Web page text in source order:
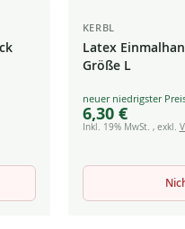
KERBL
Latex
Größe L
Special
Price
6,30 €
Inkl. 19% MwSt. , exkl.